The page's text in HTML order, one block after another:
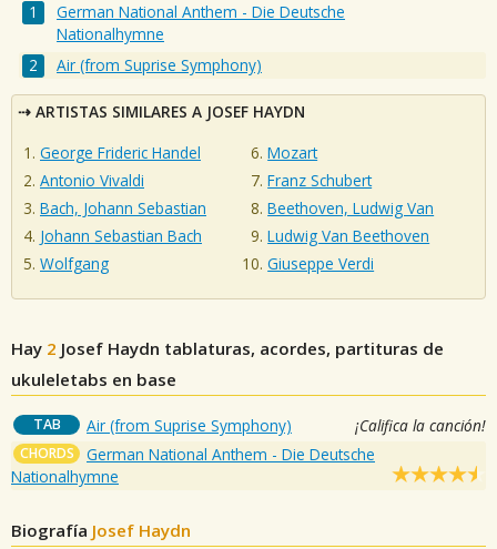
German National Anthem - Die Deutsche
Nationalhymne
Air (from Suprise Symphony)
ARTISTAS SIMILARES A JOSEF HAYDN
George Frideric Handel
Antonio Vivaldi
Bach, Johann Sebastian
Johann Sebastian Bach
Wolfgang
Mozart
Franz Schubert
Beethoven, Ludwig Van
Ludwig Van Beethoven
Giuseppe Verdi
Hay 2 Josef Haydn tablaturas, acordes, partituras de
ukuleletabs en base
TAB Air (from Suprise Symphony) ¡Califica la canción!
CHORDS
German National Anthem - Die Deutsche
Nationalhymne
Biografía Josef Haydn